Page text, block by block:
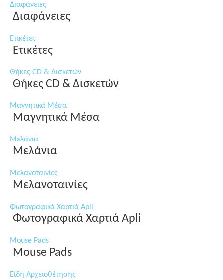
Διαφάνειες
Διαφάνειες
Ετικέτες
Ετικέτες
Θήκες CD & Δισκετών
Θήκες CD & Δισκετών
Μαγνητικά Μέσα
Μαγνητικά Μέσα
Μελάνια
Μελάνια
Μελανοταινίες
Μελανοταινίες
Φωτογραφικά Χαρτιά Apli
Φωτογραφικά Χαρτιά Apli
Mouse Pads
Mouse Pads
Είδη Αρχειοθέτησης